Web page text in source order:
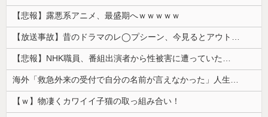
【悲報】露悪系アニメ、最盛期へｗｗｗｗｗ
【放送事故】昔のドラマのレ◯プシーン、今見るとアウトすぎる・・・
【悲報】NHK職員、番組出演者から性被害に遭っていた…
海外「救急外来の受付で自分の名前が言えなかった」人生で一番痛かったものを聞いた結果…
【ｗ】物凄くカワイイ子猫の取っ組み合い！